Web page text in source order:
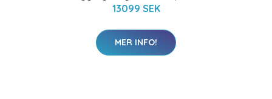
13099 SEK
MER INFO!